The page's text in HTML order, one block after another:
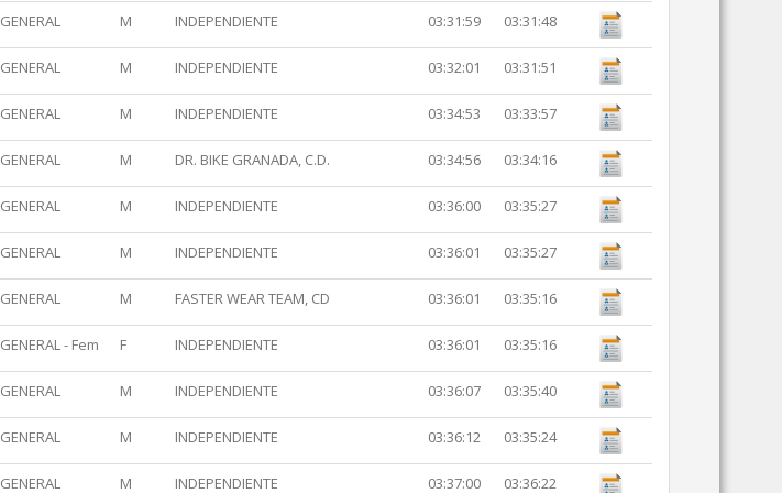
GENERAL M INDEPENDIENTE 03:31:59 03:31:48
GENERAL M INDEPENDIENTE 03:32:01 03:31:51
GENERAL M INDEPENDIENTE 03:34:53 03:33:57
GENERAL M DR. BIKE GRANADA, C.D. 03:34:56 03:34:16
GENERAL M INDEPENDIENTE 03:36:00 03:35:27
GENERAL M INDEPENDIENTE 03:36:01 03:35:27
GENERAL M FASTER WEAR TEAM, CD 03:36:01 03:35:16
GENERAL - Fem F INDEPENDIENTE 03:36:01 03:35:16
GENERAL M INDEPENDIENTE 03:36:07 03:35:40
GENERAL M INDEPENDIENTE 03:36:12 03:35:24
GENERAL M INDEPENDIENTE 03:37:00 03:36:22